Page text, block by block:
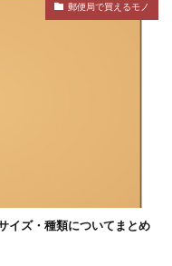
郵便局で買えるモノ
イズ・種類についてまとめ